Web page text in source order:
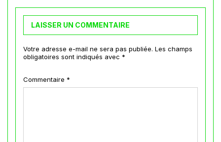
LAISSER UN COMMENTAIRE
Votre adresse e-mail ne sera pas publiée. Les champs
obligatoires sont indiqués avec *
Commentaire *